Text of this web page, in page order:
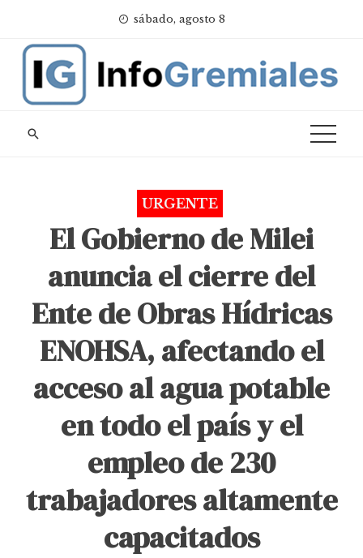
content
sábado, agosto 8
URGENTE
El Gobierno de Milei
anuncia el cierre del
Ente de Obras Hídricas
ENOHSA, afectando el
acceso al agua potable
en todo el país y el
empleo de 230
trabajadores altamente
capacitados